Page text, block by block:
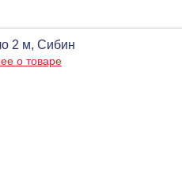
2 м, Сибин
о товаре